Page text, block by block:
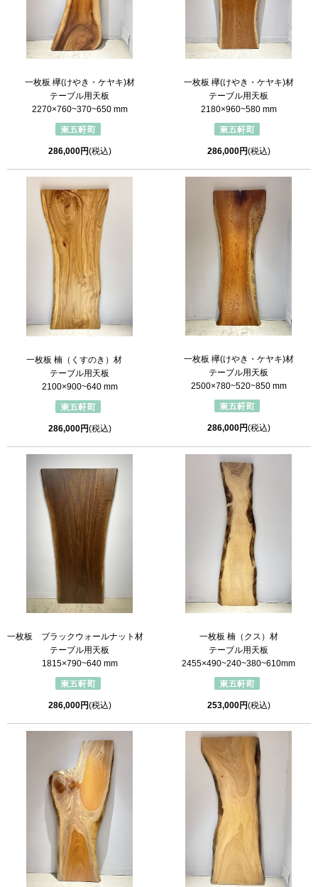
一枚板 欅(けやき・ケヤキ)材
テーブル用天板
2270×760~370~650 mm
286,000円(税込)
一枚板 欅(けやき・ケヤキ)材
テーブル用天板
2180×960~580 mm
286,000円(税込)
一枚板 楠（くすのき）材
テーブル用天板
2100×900~640 mm
286,000円(税込)
一枚板 欅(けやき・ケヤキ)材
テーブル用天板
2500×780~520~850 mm
286,000円(税込)
一枚板 ブラックウォールナット材
テーブル用天板
1815×790~640 mm
286,000円(税込)
一枚板 楠（クス）材
テーブル用天板
2455×490~240~380~610mm
253,000円(税込)